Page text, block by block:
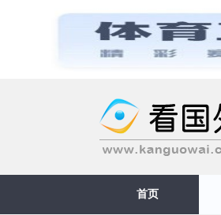
首页